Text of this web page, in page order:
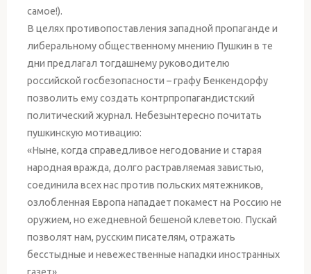
самое!).
В целях противопоставления западной пропаганде и
либеральному общественному мнению Пушкин в те
дни предлагал тогдашнему руководителю
российской госбезопасности – графу Бенкендорфу
позволить ему создать контрпропагандистский
политический журнал. Небезынтересно почитать
пушкинскую мотивацию:
«Ныне, когда справедливое негодование и старая
народная вражда, долго растравляемая завистью,
соединила всех нас против польских мятежников,
озлобленная Европа нападает покамест на Россию не
оружием, но ежедневной бешеной клеветою. Пускай
позволят нам, русским писателям, отражать
бесстыдные и невежественные нападки иностранных
газет».